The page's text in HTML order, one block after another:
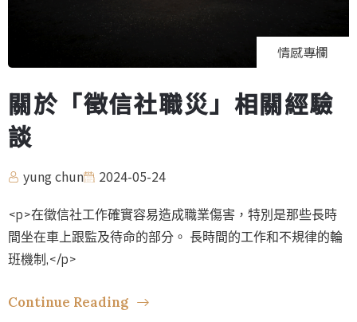
情感專欄
關於「徵信社職災」相關經驗
談
yung chun 2024-05-24
<p>在徵信社工作確實容易造成職業傷害，特別是那些長時
間坐在車上跟監及待命的部分。 長時間的工作和不規律的輪
班機制,</p>
Continue Reading